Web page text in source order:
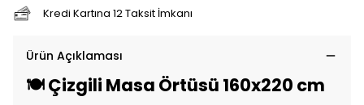
Kredi Kartına 12 Taksit İmkanı
Ürün Açıklaması
🍽️ Çizgili Masa Örtüsü 160x220 cm